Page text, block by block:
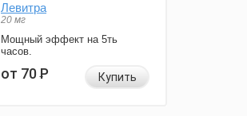
Левитра
20 мг
Мощный эффект на 5ть
часов.
от 70Р Купить